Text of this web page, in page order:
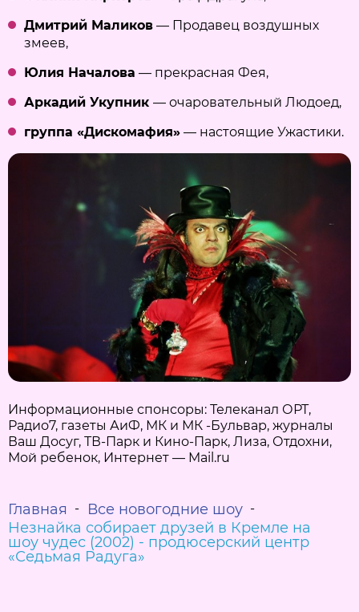
Дмитрий Маликов — Продавец воздушных
змеев,
Юлия Началова — прекрасная Фея,
Аркадий Укупник — очаровательный Людоед,
группа «Дискомафия» — настоящие Ужастики.
Информационные спонсоры: Телеканал ОРТ,
Радио7, газеты АиФ, МК и МК -Бульвар, журналы
Ваш Досуг, ТВ-Парк и Кино-Парк, Лиза, Отдохни,
Мой ребенок, Интернет — Mail.ru
Главная
Все новогодние шоу
Незнайка собирает друзей в Кремле на
шоу чудес (2002) - продюсерский центр
«Седьмая Радуга»